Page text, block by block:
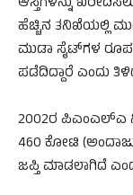
ಹೆಚ್ಚಿನ ತನಿಖೆಯಲ್ಲಿ
ಮುಡಾ ಸೈಟ್‌ಗಳ
ಪಡೆದಿದ್ದಾರೆ ಎಂದು
2002ರ ಪಿಎಂಎಲ್‌ಎ
460 ಕೋಟಿ
ಜಪ್ತಿ ಮಾಡಲಾಗಿದೆ